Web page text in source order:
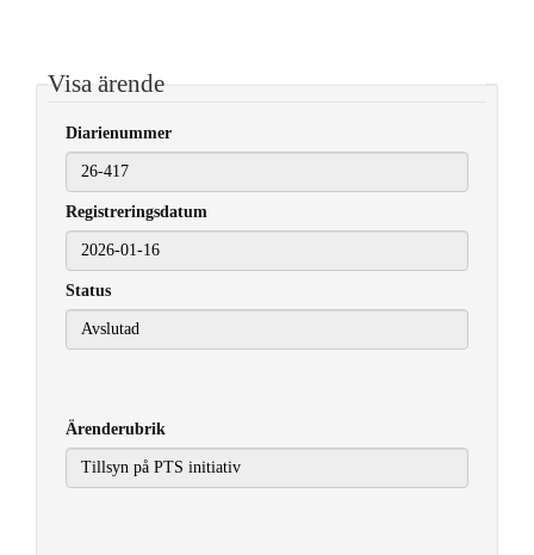
Visa ärende
Diarienummer
Registreringsdatum
2026-01-16
Status
Ärenderubrik